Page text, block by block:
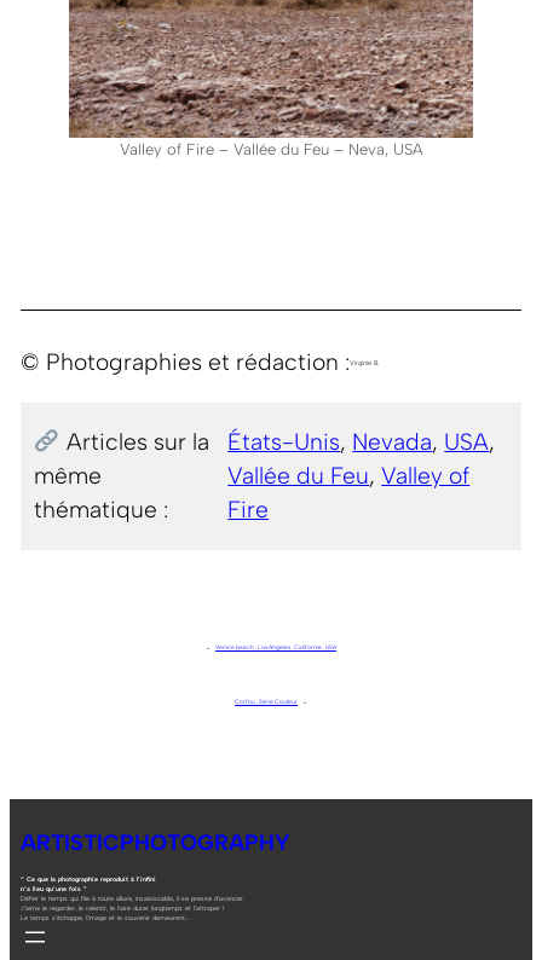
Valley of Fire – Vallée du Feu – Neva, USA
© Photographies et rédaction :Virginie B.
Articles sur la
même
thématique :
États-Unis, Nevada, USA
Vallée du Feu, Valley of
Fire
← Venice beach . Los Angeles . Californie . USA
Corfou . Série Couleur →
ARTISTICPHOTOGRAPHY
“ Ce que la photographie reproduit à l’infini
n’a lieu qu’une fois ”
Défier le temps qui file à toute allure, insaisissable, il se presse d’avancer.
J’aime le regarder, le ralentir, le faire durer longtemps et l’attraper !
Le temps s’échappe, l’image et le souvenir demeurent…